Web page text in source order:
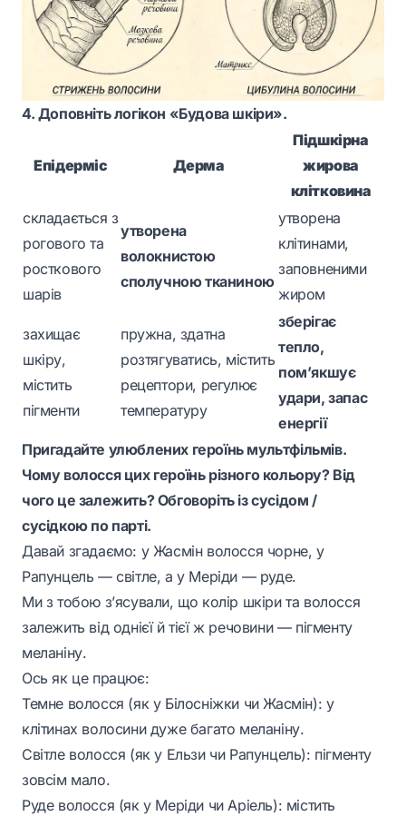
4. Доповніть логікон «Будова шкіри».
Епідерміс Дерма
Підшкірна
жирова
клітковина
складається з
рогового та
росткового
шарів
утворена
волокнистою
сполучною тканиною
утворена
клітинами,
заповненими
жиром
захищає
шкіру,
містить
пігменти
пружна, здатна
розтягуватись, містить
рецептори, регулює
температуру
зберігає
тепло,
пом’якшує
удари, запас
енергії
Пригадайте улюблених героїнь мультфільмів.
Чому волосся цих героїнь різного кольору? Від
чого це залежить? Обговоріть із сусідом /
сусідкою по парті.
Давай згадаємо: у Жасмін волосся чорне, у
Рапунцель — світле, а у Меріди — руде.
Ми з тобою з’ясували, що колір шкіри та волосся
залежить від однієї й тієї ж речовини — пігменту
меланіну.
Ось як це працює:
Темне волосся (як у Білосніжки чи Жасмін): у
клітинах волосини дуже багато меланіну.
Світле волосся (як у Ельзи чи Рапунцель): пігменту
зовсім мало.
Руде волосся (як у Меріди чи Аріель): містить